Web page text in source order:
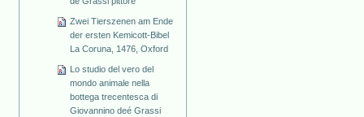
Zwei Tierszenen am Ende
der ersten Kemicott-Bibel
La Coruna, 1476, Oxford
Lo studio del vero del
mondo animale nella
bottega trecentesca di
Giovannino deé Grassi